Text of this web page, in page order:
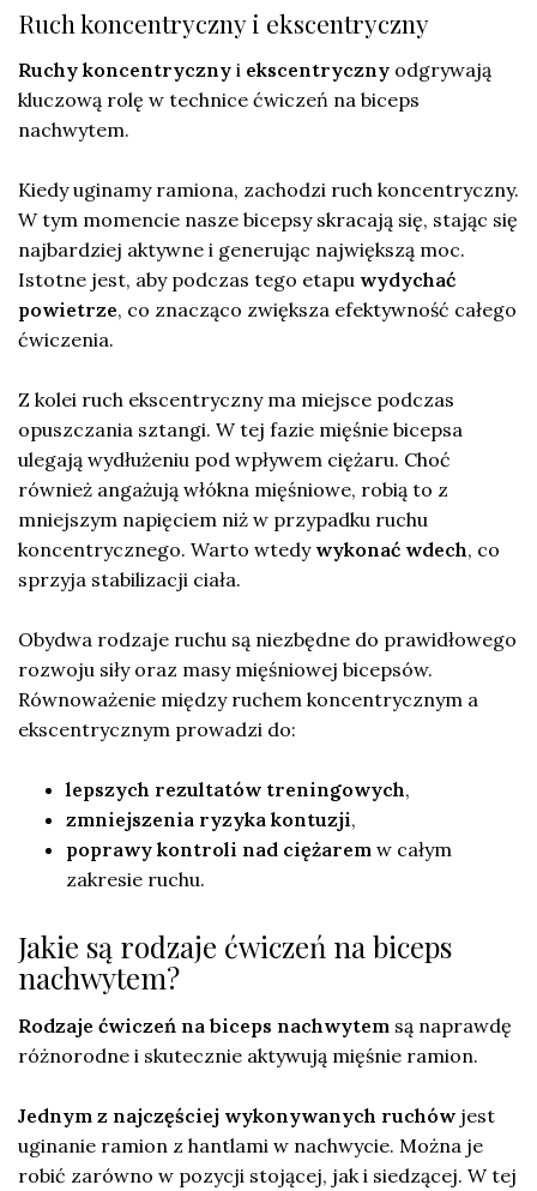
Ruch koncentryczny i ekscentryczny
Ruchy koncentryczny i ekscentryczny odgrywają
kluczową rolę w technice ćwiczeń na biceps
nachwytem.
Kiedy uginamy ramiona, zachodzi ruch koncentryczny.
W tym momencie nasze bicepsy skracają się, stając się
najbardziej aktywne i generując największą moc.
Istotne jest, aby podczas tego etapu wydychać
powietrze, co znacząco zwiększa efektywność całego
ćwiczenia.
Z kolei ruch ekscentryczny ma miejsce podczas
opuszczania sztangi. W tej fazie mięśnie bicepsa
ulegają wydłużeniu pod wpływem ciężaru. Choć
również angażują włókna mięśniowe, robią to z
mniejszym napięciem niż w przypadku ruchu
koncentrycznego. Warto wtedy wykonać wdech, co
sprzyja stabilizacji ciała.
Obydwa rodzaje ruchu są niezbędne do prawidłowego
rozwoju siły oraz masy mięśniowej bicepsów.
Równoważenie między ruchem koncentrycznym a
ekscentrycznym prowadzi do:
lepszych rezultatów treningowych,
zmniejszenia ryzyka kontuzji,
poprawy kontroli nad ciężarem w całym
zakresie ruchu.
Jakie są rodzaje ćwiczeń na biceps
nachwytem?
Rodzaje ćwiczeń na biceps nachwytem są naprawdę
różnorodne i skutecznie aktywują mięśnie ramion.
Jednym z najczęściej wykonywanych ruchów jest
uginanie ramion z hantlami w nachwycie. Można je
robić zarówno w pozycji stojącej, jak i siedzącej. W tej